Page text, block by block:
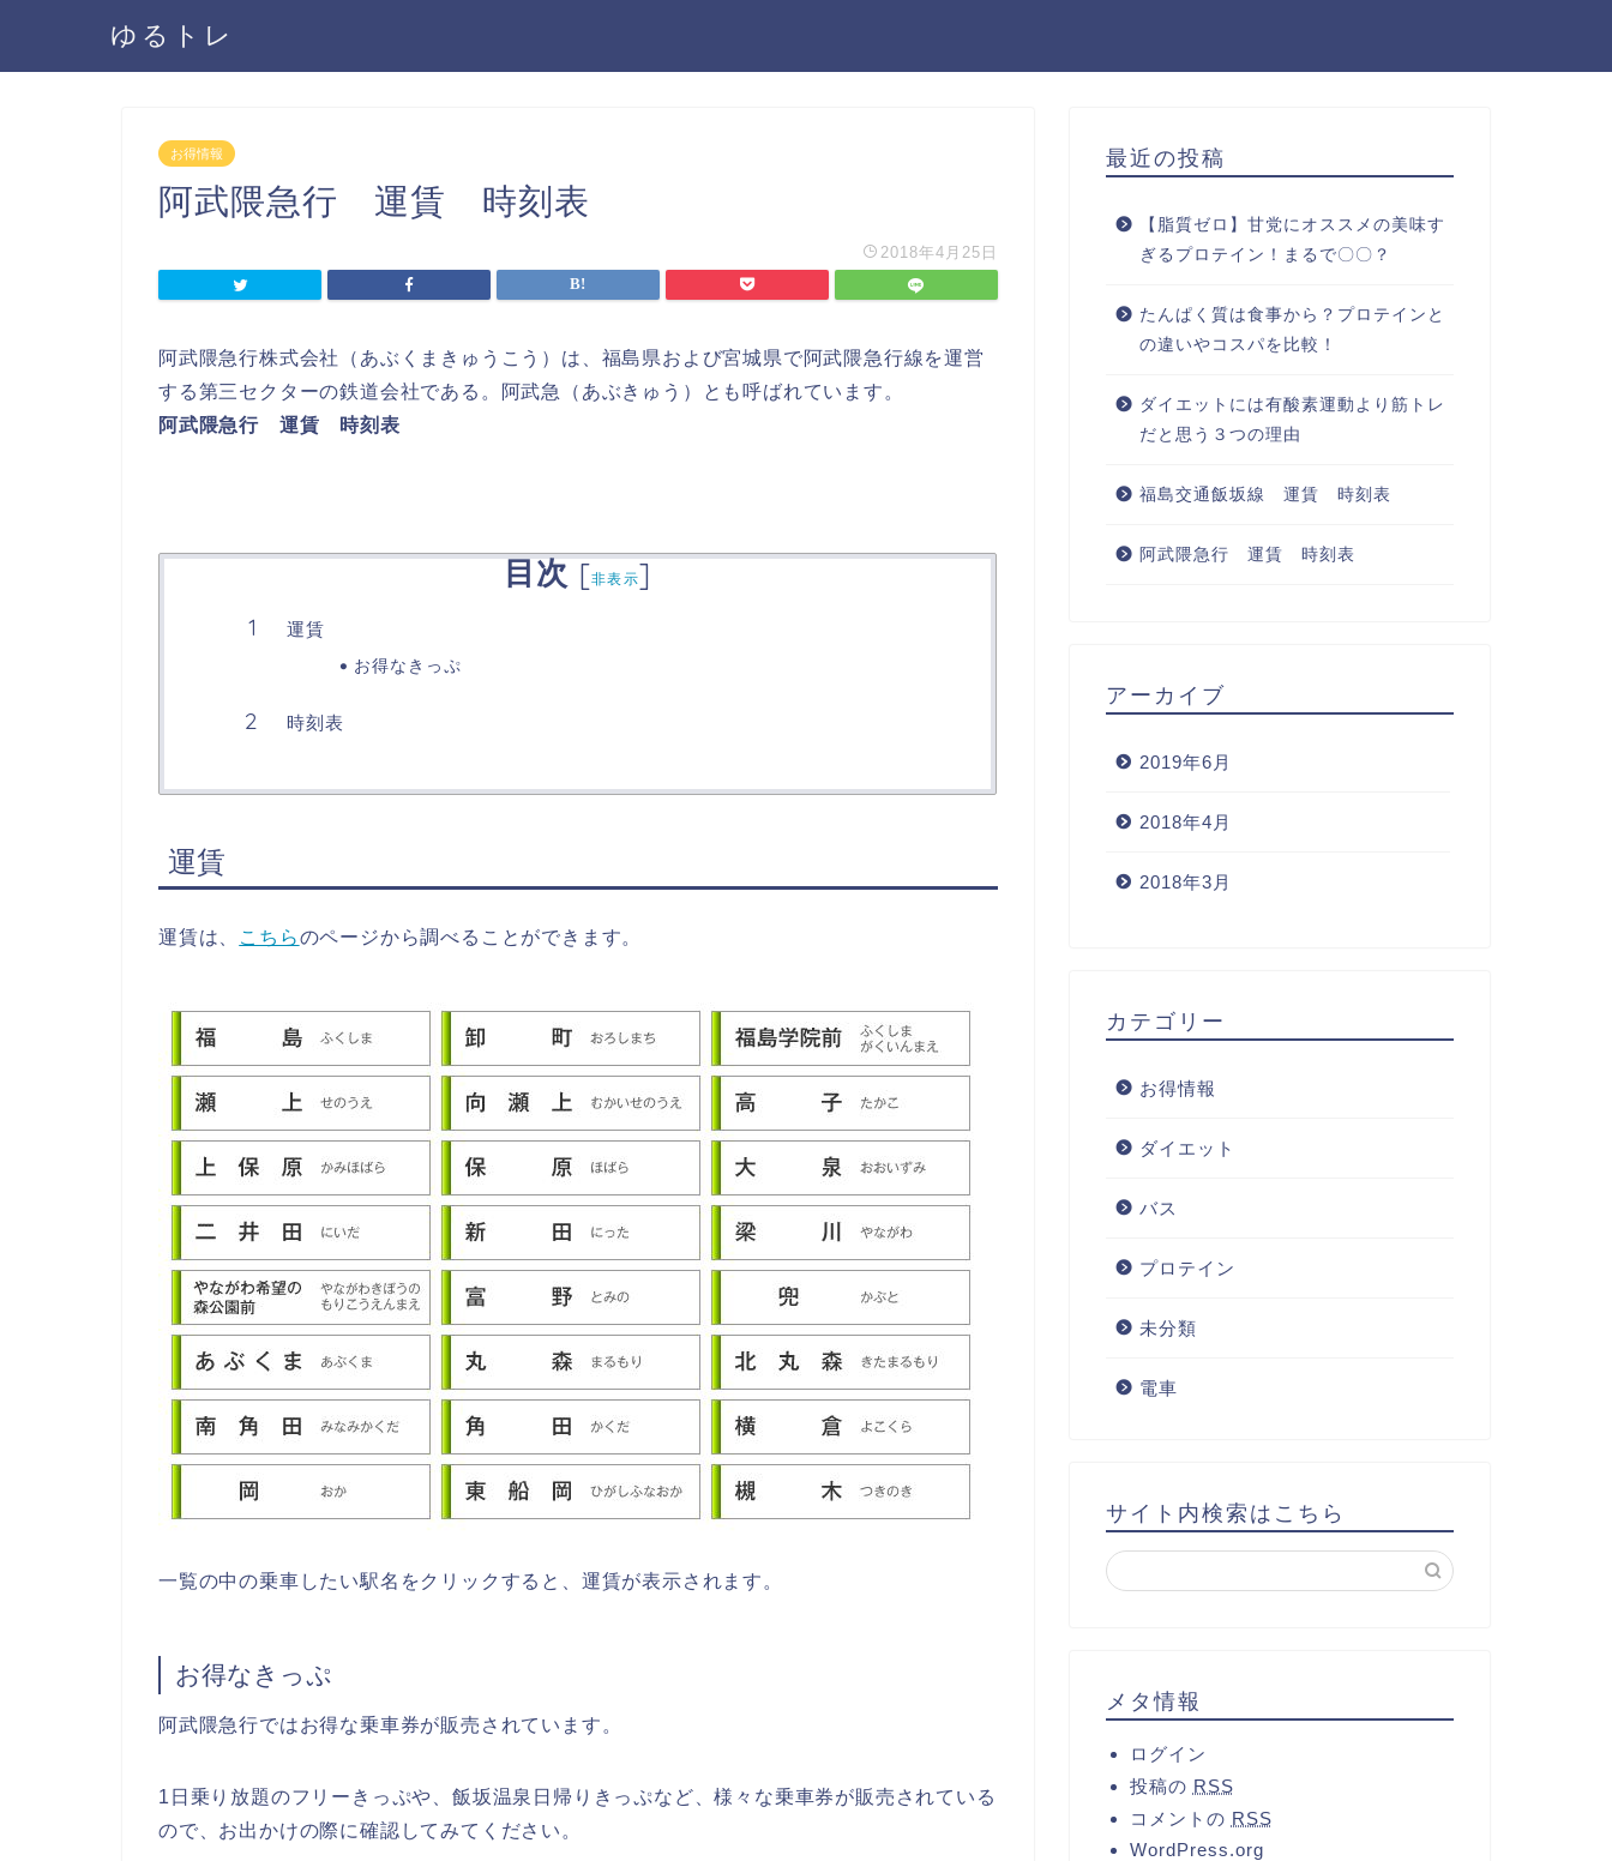
ゆるトレ
お得情報
阿武隈急行 運賃 時刻表
2018年4月25日
阿武隈急行株式会社（あぶくまきゅうこう）は、福島県および宮城県で阿武隈急行線を運営
する第三セクターの鉄道会社である。阿武急（あぶきゅう）とも呼ばれています。
阿武隈急行 運賃 時刻表
目次 [非表示]
運賃
お得なきっぷ
時刻表
運賃
運賃は、 こちらのページから調べることができます。
一覧の中の乗車したい駅名をクリックすると、運賃が表示されます。
お得なきっぷ
阿武隈急行ではお得な乗車券が販売されています。
1日乗り放題のフリーきっぷや、飯坂温泉日帰りきっぷなど、様々な乗車券が販売されている
ので、お出かけの際に確認してみてください。
最近の投稿
【脂質ゼロ】甘党にオススメの美味す
ぎるプロテイン！まるで〇〇？
たんぱく質は食事から？プロテインと
の違いやコスパを比較！
ダイエットには有酸素運動より筋トレ
だと思う３つの理由
福島交通飯坂線 運賃 時刻表
阿武隈急行 運賃 時刻表
アーカイブ
2019年6月
2018年4月
2018年3月
カテゴリー
お得情報
ダイエット
バス
プロテイン
未分類
電車
サイト内検索はこちら
メタ情報
ログイン
投稿の RSS
コメントの RSS
WordPress.org